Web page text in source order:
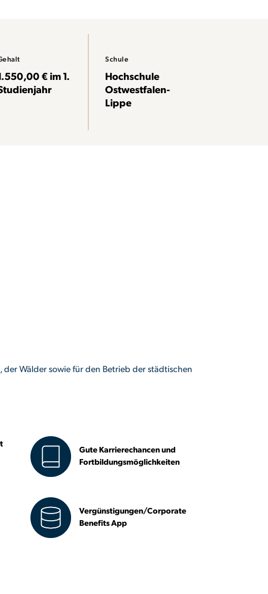
€ im 1.
Schule
Hochschule
Ostwestfalen-
Lippe
Wälder sowie für den Betrieb der städtischen
Gute Karrierechancen und
Fortbildungsmöglichkeiten
Vergünstigungen/Corporate
Benefits App